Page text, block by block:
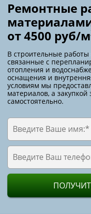
ПОЧЕМУ
Огромный опыт
отделки